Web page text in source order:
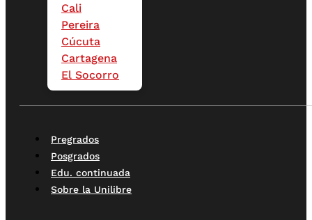
Cali
Pereira
Cúcuta
Cartagena
El Socorro
Pregrados
Posgrados
Edu. continuada
Sobre la Unilibre